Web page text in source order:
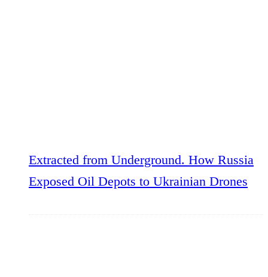
Extracted from Underground. How Russia
Exposed Oil Depots to Ukrainian Drones